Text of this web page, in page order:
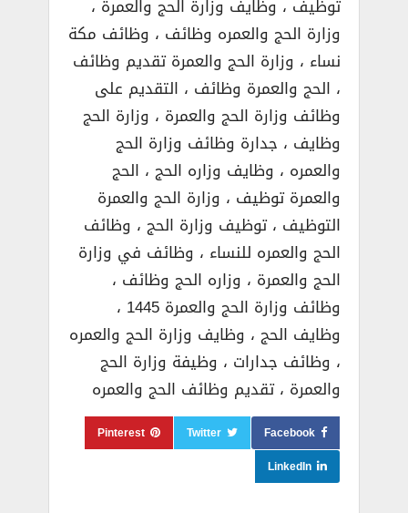
توظيف ، وظايف وزارة الحج والعمرة ،
وزارة الحج والعمره وظائف ، وظائف مكة
نساء ، وزارة الحج والعمرة تقديم وظائف
، الحج والعمرة وظائف ، التقديم على
وظائف وزارة الحج والعمرة ، وزارة الحج
وظايف ، جدارة وظائف وزارة الحج
والعمره ، وظايف وزاره الحج ، الحج
والعمرة توظيف ، وزارة الحج والعمرة
التوظيف ، توظيف وزارة الحج ، وظائف
الحج والعمره للنساء ، وظائف في وزارة
الحج والعمرة ، وزاره الحج وظائف ،
وظائف وزارة الحج والعمرة 1445 ،
وظايف الحج ، وظايف وزارة الحج والعمره
، وظائف جدارات ، وظيفة وزارة الحج
والعمرة ، تقديم وظائف الحج والعمره
Facebook
Twitter
Pinterest
LinkedIn